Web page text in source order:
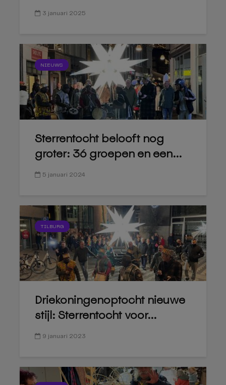
3 januari 2025
NIEUWS
Sterrentocht belooft nog
groter: 36 groepen en een...
5 januari 2024
TILBURG
Driekoningenoptocht nieuwe
stijl: Sterrentocht voor...
9 januari 2023